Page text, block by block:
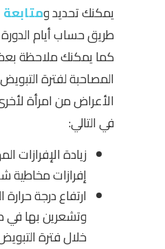
يمكنك تحديد و
طريق حساب أيام الدورة
كما يمكنك ملاحظة
المصاحبة لفترة
الأعراض من امرأة
في التالي:
زيادة الإفرازات
إفرازات مخاطية
ارتفاع درجة
وتشعرين بها
خلال فترة